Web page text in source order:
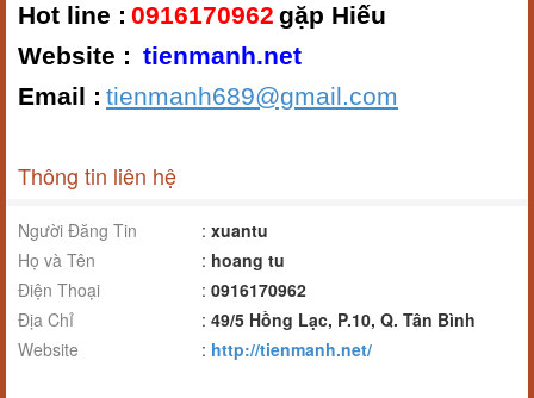
Hot line : 0916170962 gặp Hiếu
Website : tienmanh.net
Email : tienmanh689@gmail.com
Thông tin liên hệ
Người Đăng Tin : xuantu
Họ và Tên
: hoang tu
Điện Thoại
: 0916170962
Địa Chỉ
: 49/5 Hồng Lạc, P.10, Q. Tân Bình
Website
: http://tienmanh.net/